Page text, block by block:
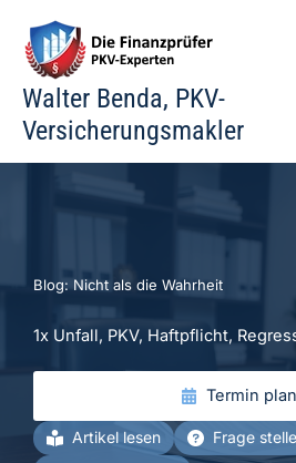
Inhalt
springen
Walter Benda, PKV-
Versicherungsmakler
Blog: Nicht als die Wahrheit
1x Unfall, PKV, Haftpflicht,
Termin
Artikel lesen
Frage